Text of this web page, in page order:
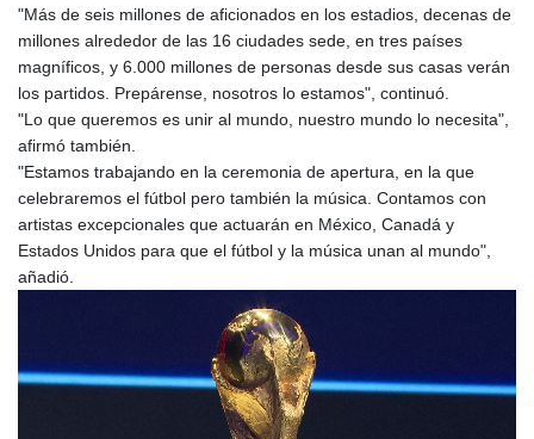
"Más de seis millones de aficionados en los estadios, decenas de
millones alrededor de las 16 ciudades sede, en tres países
magníficos, y 6.000 millones de personas desde sus casas verán
los partidos. Prepárense, nosotros lo estamos", continuó.
"Lo que queremos es unir al mundo, nuestro mundo lo necesita",
afirmó también.
"Estamos trabajando en la ceremonia de apertura, en la que
celebraremos el fútbol pero también la música. Contamos con
artistas excepcionales que actuarán en México, Canadá y
Estados Unidos para que el fútbol y la música unan al mundo",
añadió.